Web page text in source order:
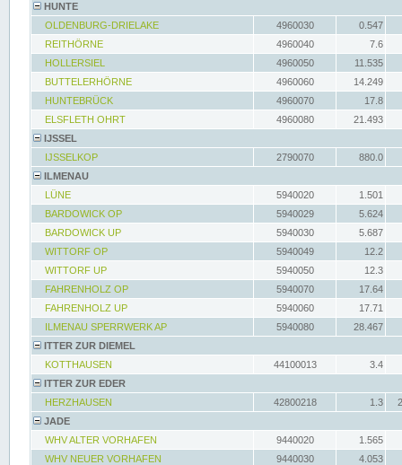
HUNTE
OLDENBURG-DRIELAKE
4960030
0.547
REITHÖRNE
4960040
7.6
HOLLERSIEL
4960050
11.535
BUTTELERHÖRNE
4960060
14.249
HUNTEBRÜCK
4960070
17.8
ELSFLETH OHRT
4960080
21.493
IJSSEL
IJSSELKOP
2790070
880.0
ILMENAU
LÜNE
5940020
1.501
BARDOWICK OP
5940029
5.624
BARDOWICK UP
5940030
5.687
WITTORF OP
5940049
12.2
WITTORF UP
5940050
12.3
FAHRENHOLZ OP
5940070
17.64
FAHRENHOLZ UP
5940060
17.71
ILMENAU SPERRWERK AP
5940080
28.467
ITTER ZUR DIEMEL
KOTTHAUSEN
44100013
3.4
ITTER ZUR EDER
HERZHAUSEN
42800218 1.3
JADE
WHV ALTER VORHAFEN
9440020
1.565
WHV NEUER VORHAFEN
9440030
4.053